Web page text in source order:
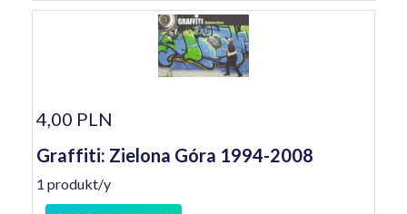
4,00 PLN
Graffiti: Zielona Góra 1994-2008
1 produkt/y